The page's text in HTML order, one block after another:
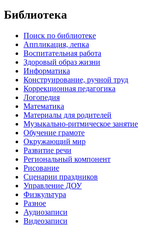
Библиотека
Поиск по библиотеке
Аппликация, лепка
Воспитательная работа
Здоровый образ жизни
Информатика
Конструирование, ручной труд
Коррекционная педагогика
Логопедия
Математика
Материалы для родителей
Музыкально-ритмическое занятие
Обучение грамоте
Окружающий мир
Развитие речи
Региональный компонент
Рисование
Сценарии праздников
Управление ДОУ
Физкультура
Разное
Аудиозаписи
Видеозаписи